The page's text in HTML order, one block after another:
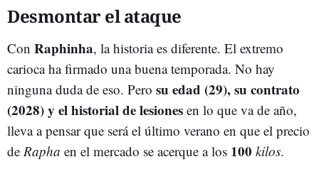
Desmontar el ataque
Con Raphinha, la historia es diferente. El extremo
carioca ha firmado una buena temporada. No hay
ninguna duda de eso. Pero su edad (29), su contrato
(2028) y el historial de lesiones en lo que va de año,
lleva a pensar que será el último verano en que el precio
de Rapha en el mercado se acerque a los 100 kilos.